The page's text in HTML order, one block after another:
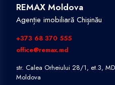
REMAX Moldova
Agenție imobiliară Chișinău
+373 68 370 555
office@remax.md
str. Calea Orheiului 28/1, et.3,
Moldova